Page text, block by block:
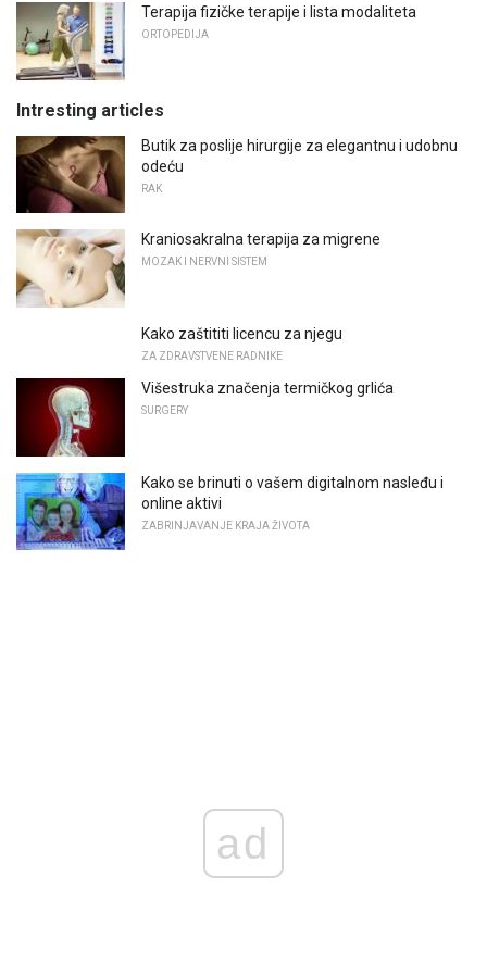
Terapija fizičke terapije i lista modaliteta
ORTOPEDIJA
Intresting articles
Butik za poslije hirurgije za elegantnu i udobnu
odeću
RAK
Kraniosakralna terapija za migrene
MOZAK I NERVNI SISTEM
Kako zaštititi licencu za njegu
ZA ZDRAVSTVENE RADNIKE
Višestruka značenja termičkog grlića
SURGERY
Kako se brinuti o vašem digitalnom nasleđu i
online aktivi
ZABRINJAVANJE KRAJA ŽIVOTA
ad